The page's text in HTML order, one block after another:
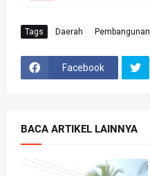
Tags Daerah Pembangunan
Facebook
BACA ARTIKEL LAINNYA